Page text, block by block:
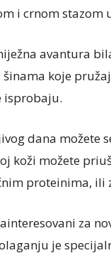
i crnom stazom
avantura
koje
isprobaju.
dana možete
koži možete
proteinima,
za
je